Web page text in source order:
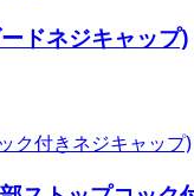
ドネジキャップ)